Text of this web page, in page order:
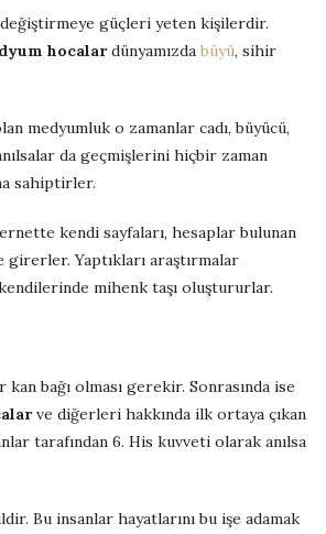
değiştirmeye güçleri yeten kişilerdir.
hocalardünyamızda büyü, sihir
medyumluk o zamanlar cadı, büyücü,
da geçmişlerini hiçbir zaman
sahiptirler.
kendi sayfaları, hesaplar bulunan
Yaptıkları araştırmalar
mihenk taşı oluştururlar.
bağı olması gerekir. Sonrasında ise
ve diğerleri hakkında ilk ortaya çıkan
tarafından 6. His kuvveti olarak anılsa
Bu insanlar hayatlarını bu işe adamak